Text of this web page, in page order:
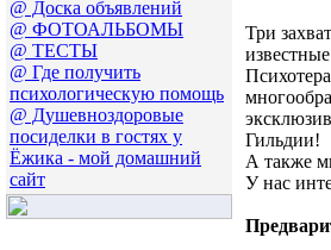
@ Доска объявлений
@ ФОТОАЛЬБОМЫ
@ ТЕСТЫ
@ Где получить
психологическую помощь
@ Душевноздоровые
посиделки в гостях у
Ёжика - мой домашний
сайт
Три
Гильдии!
А также
У нас